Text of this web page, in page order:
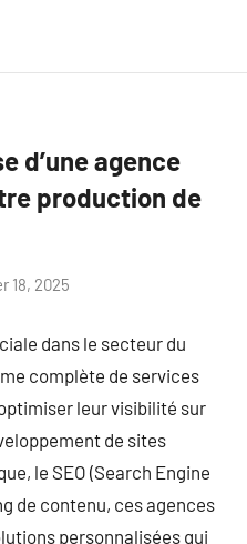
d’une agence
production de
18, 2025
dans le secteur du
complète de services
leur visibilité sur
de sites
le SEO (Search Engine
de contenu, ces agences
personnalisées qui